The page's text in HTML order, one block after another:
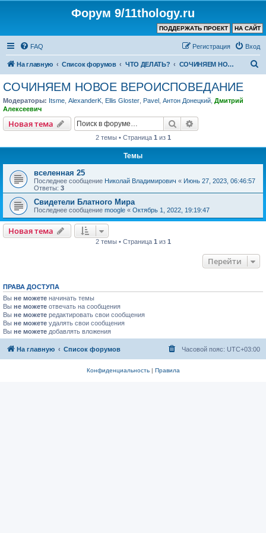
Форум 9/11thology.ru
НА САЙТ
ПОДДЕРЖАТЬ ПРОЕКТ
FAQ Вход
Регистрация
На главную Список форумов ЧТО ДЕЛАТЬ? СОЧИНЯЕМ НОВОЕ ВЕРОИСПОВЕДАНИЕ
СОЧИНЯЕМ НОВОЕ ВЕРОИСПОВЕДАНИЕ
Модераторы: Itsme AlexanderK Ellis Gloster Pavel Антон Донецкий Дмитрий
Алексеевич
Новая тема Поиск
2 темы • Страница 1 из 1
Темы
вселенная 25
Последнее сообщение Николай Владимирович « Июнь 27, 2023, 06:46:57
Ответы: 3
Свидетели Блатного Мира
Последнее сообщение moogle « Октябрь 1, 2022, 19:19:47
Новая тема
2 темы • Страница 1 из 1
Перейти
ПРАВА ДОСТУПА
Вы не можете начинать темы
Вы не можете отвечать на сообщения
Вы не можете редактировать свои сообщения
Вы не можете удалять свои сообщения
Вы не можете добавлять вложения
На главную Список форумов Часовой пояс: UTC+03:00
Конфиденциальность| Правила